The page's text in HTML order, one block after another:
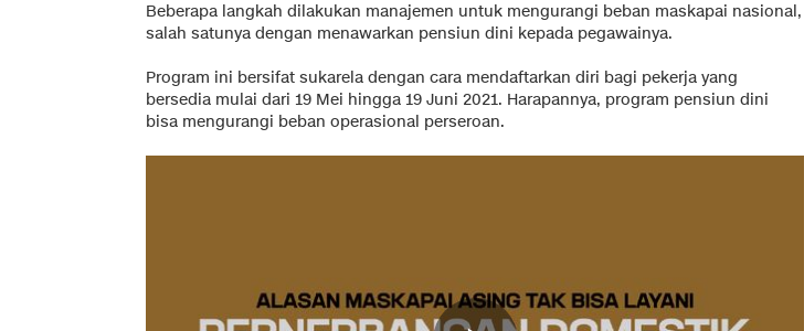
Beberapa langkah dilakukan manajemen untuk mengurangi beban maskapai nasional,
salah satunya dengan menawarkan pensiun dini kepada pegawainya.
Program ini bersifat sukarela dengan cara mendaftarkan diri bagi pekerja yang
bersedia mulai dari 19 Mei hingga 19 Juni 2021. Harapannya, program pensiun dini
bisa mengurangi beban operasional perseroan.